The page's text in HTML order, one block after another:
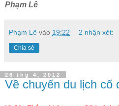
Phạm Lê
Phạm Lê vào 19:22 2 nhận xét:
Chia sẻ
26 thg 4, 2012
Về chuyến du lịch cố